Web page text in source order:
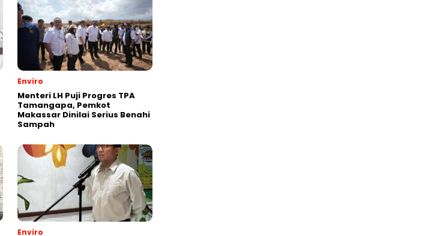
Enviro
Menteri LH Puji Progres TPA
Tamangapa, Pemkot
Makassar Dinilai Serius Benahi
Sampah
Enviro